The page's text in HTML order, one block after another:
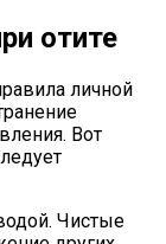
отите
личной
Вот
Чистые